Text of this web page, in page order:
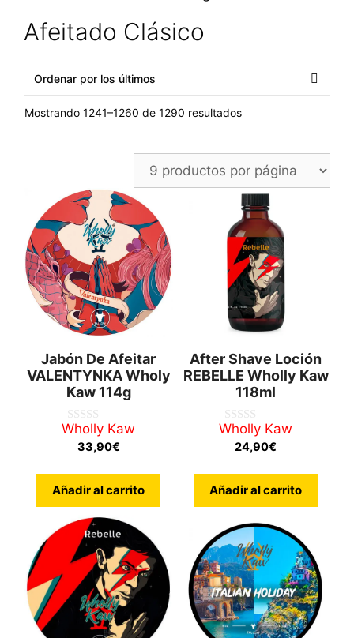
Afeitado Clásico
Mostrando 1241–1260 de 1290 resultadosOrdenado
últimos
Jabón De Afeitar
VALENTYNKA Wholy
Kaw 114g
0
Wholly Kaw
33,90€
Añadir al carrito
After Shave Loción
REBELLE Wholly Kaw
118ml
0
Wholly Kaw
24,90€
Añadir al carrito